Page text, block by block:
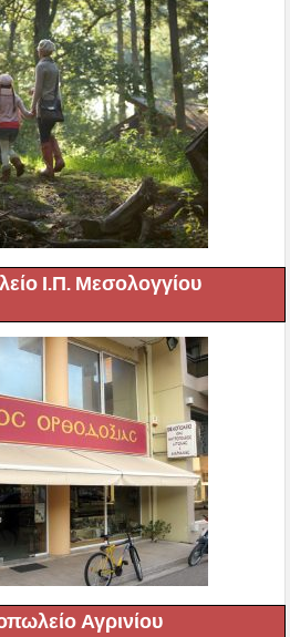
Ι.Π. Μεσολογγίου
Αγρινίου